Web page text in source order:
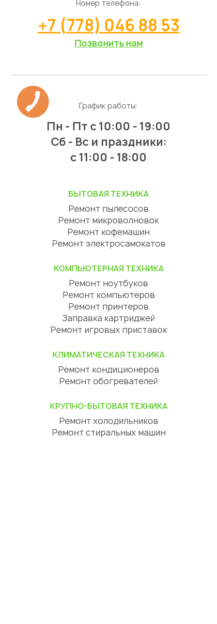
Номер телефона:
+7 (778) 046 88 53
Позвонить нам
График работы:
Пн - Пт с 10:00 - 19:00
Сб - Вс и праздники:
c 11:00 - 18:00
БЫТОВАЯ ТЕХНИКА
Ремонт пылесосов
Ремонт микроволновок
Ремонт кофемашин
Ремонт электросамокатов
КОМПЬЮТЕРНАЯ ТЕХНИКА
Ремонт ноутбуков
Ремонт компьютеров
Ремонт принтеров
Заправка картриджей
Ремонт игровых приставок
КЛИМАТИЧЕСКАЯ ТЕХНИКА
Ремонт кондиционеров
Ремонт обогревателей
КРУПНО-БЫТОВАЯ ТЕХНИКА
Ремонт холодильников
Ремонт стиральных машин